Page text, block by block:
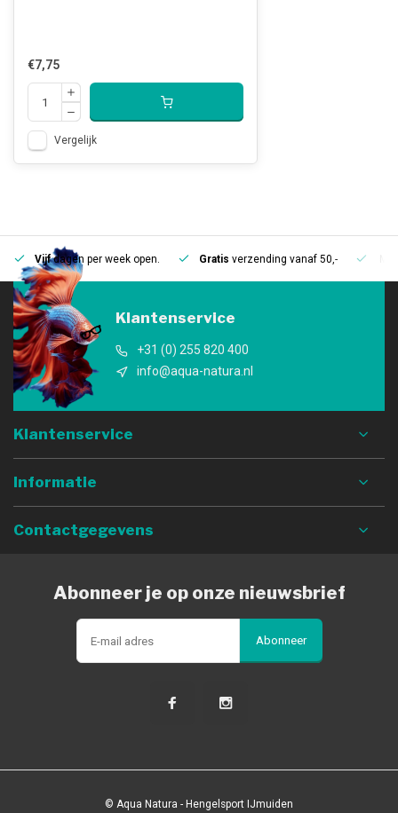
€7,75
Vergelijk
Vijfdagen per week open. Gratis verzending vanaf 50,-
Klantenservice
+31 (0) 255 820 400
info@aqua-natura.nl
Klantenservice
Informatie
Contactgegevens
Abonneer je op onze nieuwsbrief
Abonneer
© Aqua Natura - Hengelsport IJmuiden